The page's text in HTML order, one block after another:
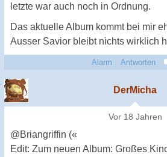
letzte war auch noch in Ordnung.
Das aktuelle Album kommt bei mir
Ausser Savior bleibt nichts wirklich
Alarm Antworten
DerMicha
Vor 18 Jahren
@Briangriffin («
Edit: Zum neuen Album: Großes